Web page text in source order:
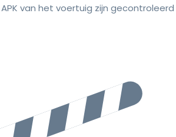
van het voertuig zijn gecontroleerd